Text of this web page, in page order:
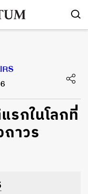
รกในโลกที่
าวร